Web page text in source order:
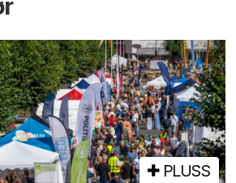
PLUSS